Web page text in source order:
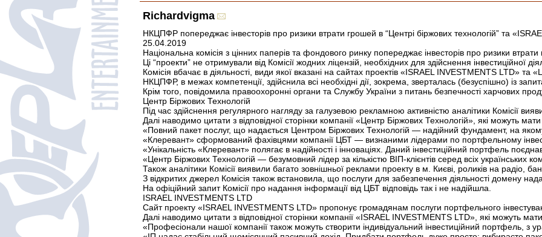
Richardvigma
НКЦПФР попереджає інвесторів про ризики втрати грошей в “Центрі біржових технологій” та
25.04.2019
Національна комісія з цінних паперів та фондового ринку попереджає інвесторів про ризики
Ці “проекти” не отримували від Комісії жодних ліцензій, необхідних для здійснення
Комісія вбачає в діяльності, види якої вказані на сайтах проектів «ISRAEL INVESTMENTS LTD»
НКЦПФР, в межах компетенції, здійснила всі необхідні дії, зокрема, зверталась (безуспішно) із
Крім того, повідомила правоохоронні органи та Службу України з питань безпечності харчових
Центр Біржових Технологій
Під час здійснення регулярного нагляду за галузевою рекламною активністю аналітики Комісії
Далі наводимо цитати з відповідної сторінки компанії «Центр Біржових Технологій», які можуть
«Повний пакет послуг, що надається Центром Біржових Технологій — надійний фундамент, на
«Клеревант» сформований фахівцями компанії ЦБТ — визнаними лідерами по портфельному
«Унікальність «Клеревант» полягає в надійності і інноваціях. Даний інвестиційний портфель
«Центр Біржових Технологій — безумовний лідер за кількістю ВІП-клієнтів серед всіх українських
Також аналітики Комісії виявили багато зовнішньої реклами проекту в м. Києві, роликів на радіо,
З відкритих джерел Комісія також встановила, що послуги для забезпечення діяльності домену
На офіційний запит Комісії про надання інформації від ЦБТ відповідь так і не надійшла.
ISRAEL INVESTMENTS LTD
Сайт проекту «ISRAEL INVESTMENTS LTD» пропонує громадянам послуги портфельного
Далі наводимо цитати з відповідної сторінки компанії «ISRAEL INVESTMENTS LTD», які можуть
«Професіонали нашої компанії також можуть створити індивідуальний інвестиційний